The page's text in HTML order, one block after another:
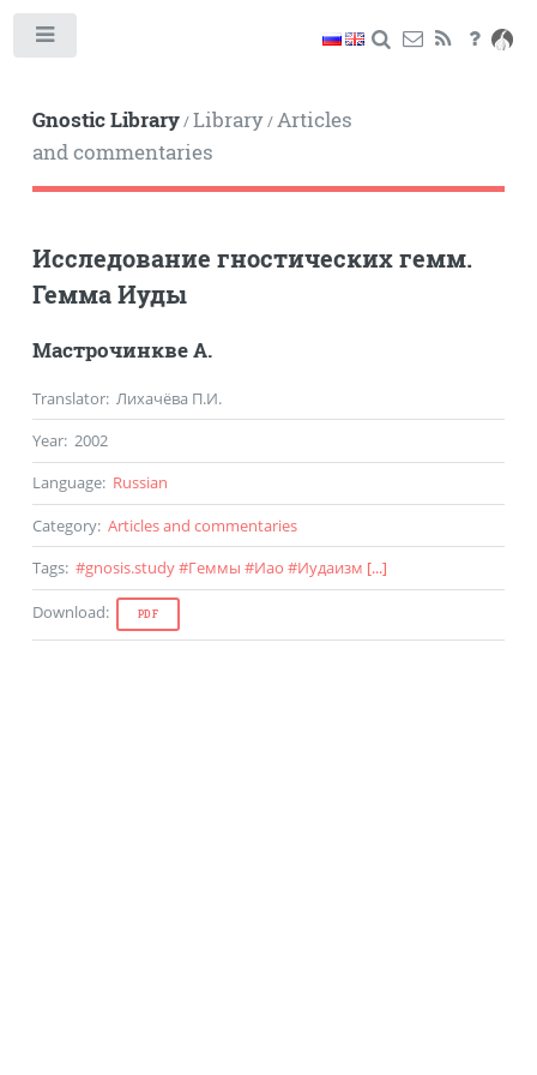
Gnostic Library/Library/Articles
and commentaries
Исследование гностических гемм.
Гемма Иуды
Мастрочинкве А.
Translator: Лихачёва П.И.
Year: 2002
Language: Russian
Category: Articles and commentaries
Tags: #gnosis.study#Геммы #Иао #Иудаизм [...]
Download: PDF